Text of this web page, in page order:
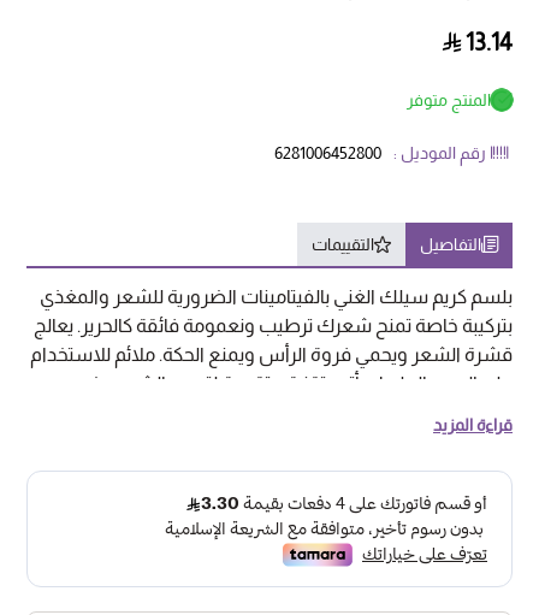
13.14
المنتج متوفر
رقم الموديل : 6281006452800
التفاصيل التقييمات
بلسم كريم سيلك الغني بالفيتامينات الضرورية للشعر والمغذي
بتركيبة خاصة تمنح شعرك ترطيب ونعمومة فائقة كالحرير. يعالج
قشرة الشعر ويحمي فروة الرأس ويمنع الحكة. ملائم للاستخدام
على المدى الطويل يأتي بتقنية متقدمة لتجديد الشعر مخصص
ملمساً أفضل
قراءة المزيد